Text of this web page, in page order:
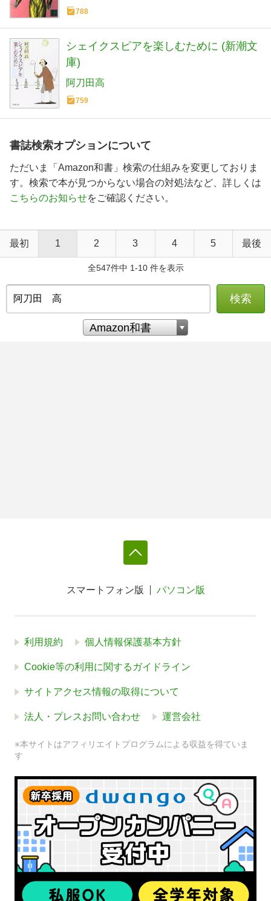
788
シェイクスピアを楽しむために (新潮文
庫)
阿刀田高
759
書誌検索オプションについて
ただいま「Amazon和書」検索の仕組みを変更しておりま
す。検索で本が見つからない場合の対処法など、詳しくは
こちらのお知らせをご確認ください。
最初 1 2 3 4 5 最後
全547件中 1-10 件を表示
検索
スマートフォン版 パソコン版
利用規約 個人情報保護基本方針
Cookie等の利用に関するガイドライン
サイトアクセス情報の取得について
法人・プレスお問い合わせ 運営会社
※本サイトはアフィリエイトプログラムによる収益を得ていま
す